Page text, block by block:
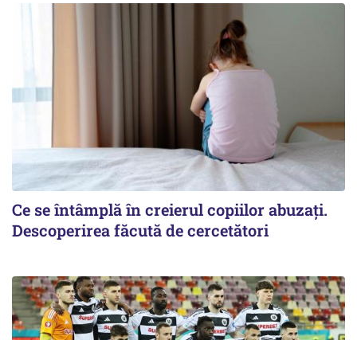
Ce se întâmplă în creierul copiilor abuzați.
Descoperirea făcută de cercetători